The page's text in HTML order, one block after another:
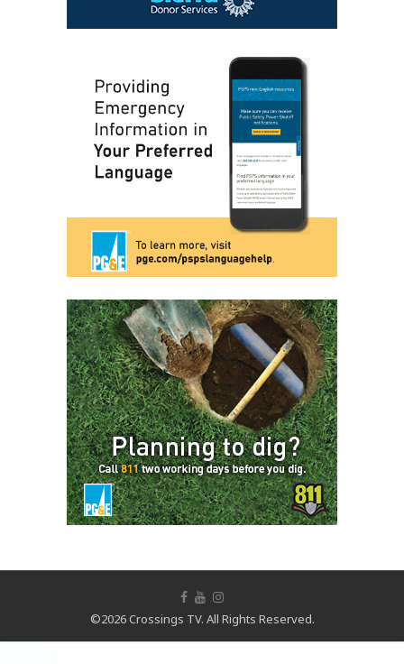
©2026 Crossings TV. All Rights Reserved.